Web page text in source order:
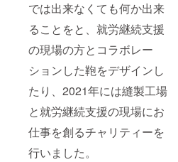
では出来なくても何か出来
ることをと、就労継続支援
の現場の方とコラボレー
ションした鞄をデザインし
たり、2021年には縫製工場
と就労継続支援の現場にお
仕事を創るチャリティーを
行いました。